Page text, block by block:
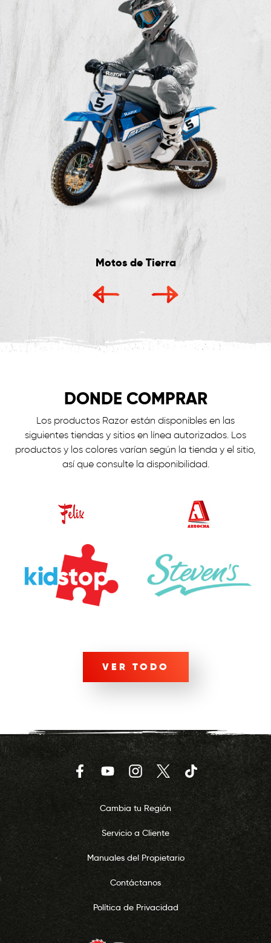
Motos de Tierra
DONDE COMPRAR
Los productos Razor están disponibles en las
siguientes tiendas y sitios en línea autorizados. Los
productos y los colores varían según la tienda y el sitio,
así que consulte la disponibilidad.
VER TODO
FacebookYouTubeInstagramTwitter TikTok
Cambia tu Región
Servicio a Cliente
Manuales del Propietario
Contáctanos
Política de Privacidad